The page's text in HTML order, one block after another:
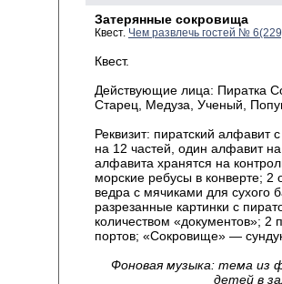
Затерянные сокровища
Квест. Чем развлечь гостей №
Квест.
Действующие лица: Пиратка
Старец, Медуза, Ученый,
Реквизит: пиратский
на 12 частей, один алфавит
алфавита хранятся на
морские ребусы в конверте;
ведра с мячиками для сухого
разрезанные картинки с
количеством «документов»; 2
портов; «Сокровище» —
Фоновая музыка: тема из
детей в